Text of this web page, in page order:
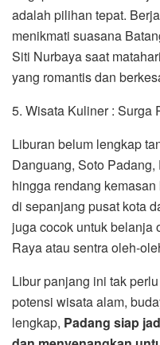
adalah pilihan tepat.
menikmati suasana
Siti Nurbaya saat
yang romantis dan
5. Wisata Kuliner : Surga
Liburan belum lengkap
Danguang, Soto
hingga rendang
di sepanjang pusat kota
juga cocok untuk belanja
Raya atau sentra oleh-
Libur panjang ini tak
potensi wisata alam,
lengkap, Padang siap